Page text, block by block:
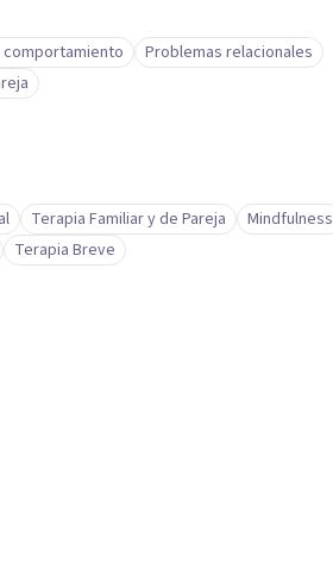
Problemas relacionales
Terapia Familiar y de Pareja
Mindfulness
Terapia Breve